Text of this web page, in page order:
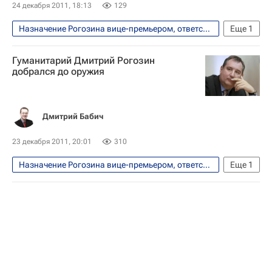
24 декабря 2011, 18:13 129
Еще 1
Назначение Рогозина вице-премьером, ответственным за ВПК
Безопасность
Гуманитарий Дмитрий Рогозин
добрался до оружия
Дмитрий Бабич
23 декабря 2011, 20:01 310
Еще 1
Назначение Рогозина вице-премьером, ответственным за ВПК
Аналитика